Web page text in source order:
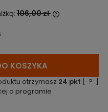
106,00 zł
pojawił się
KOSZYKA
otrzymasz 24 pkt ?
o programie